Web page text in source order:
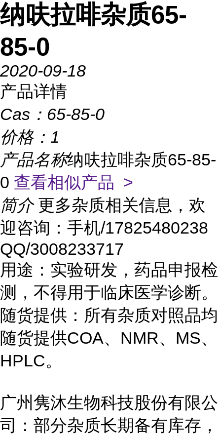
纳呋拉啡杂质65-
85-0
2020-09-18
产品详情
Cas： 65-85-0
价格： 1
产品名称纳呋拉啡杂质65-85-
0 查看相似产品 >
简介 更多杂质相关信息，欢
迎咨询：手机/17825480238
QQ/3008233717
用途：实验研发，药品申报检
测，不得用于临床医学诊断。
随货提供：所有杂质对照品均
随货提供COA、NMR、MS、
HPLC。
广州隽沐生物科技股份有限公
司：部分杂质长期备有库存，